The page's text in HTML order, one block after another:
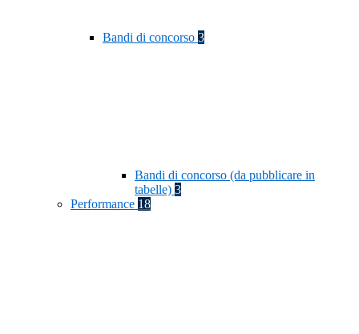
Bandi di concorso 3
Bandi di concorso (da pubblicare in
tabelle) 3
Performance 18